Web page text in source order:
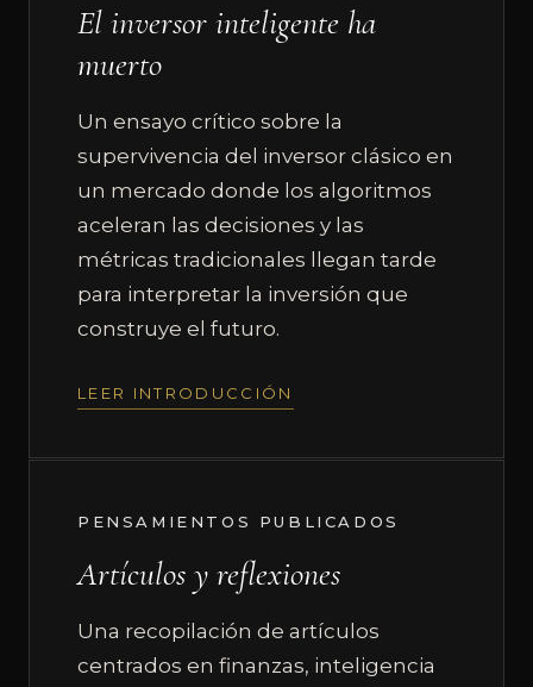
El inversor inteligente ha
muerto
Un ensayo crítico sobre la
supervivencia del inversor clásico en
un mercado donde los algoritmos
aceleran las decisiones y las
métricas tradicionales llegan tarde
para interpretar la inversión que
construye el futuro.
LEER INTRODUCCIÓN
PENSAMIENTOS PUBLICADOS
Artículos y reflexiones
Una recopilación de artículos
centrados en finanzas, inteligencia